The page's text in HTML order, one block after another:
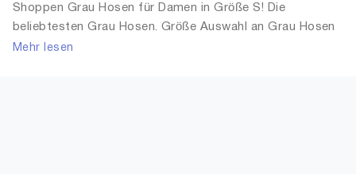
Wäsche
Schuhe
Shoppen Grau Hosen für Damen in Größe S! Die
beliebtesten Grau Hosen. Größe Auswahl an Grau Hosen
in Größe S und alle Trends aus 2026 für Frauen!
Mehr lesen